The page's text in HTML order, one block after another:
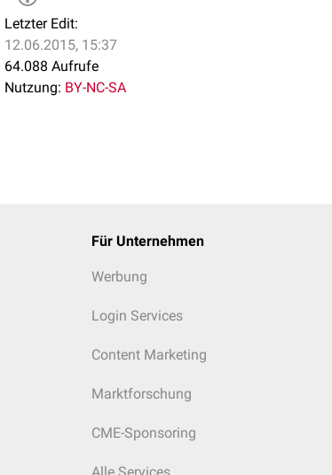
Letzter Edit:
12.06.2015, 15:37
64.088 Aufrufe
Nutzung: BY-NC-SA
Für Unternehmen
Werbung
Login Services
Content Marketing
Marktforschung
CME-Sponsoring